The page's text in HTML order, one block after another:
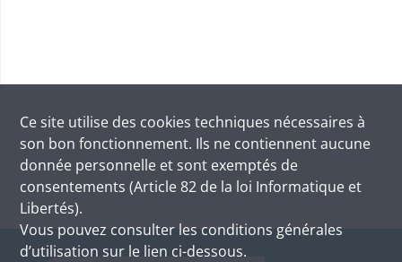
Ce site utilise des cookies techniques nécessaires à
son bon fonctionnement. Ils ne contiennent aucune
donnée personnelle et sont exemptés de
consentements (Article 82 de la loi Informatique et
Libertés).
Vous pouvez consulter les conditions générales
d’utilisation sur le lien ci-dessous.